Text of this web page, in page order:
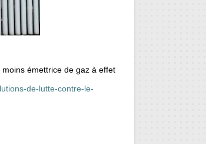
émettrice de gaz à effet
de-lutte-contre-le-